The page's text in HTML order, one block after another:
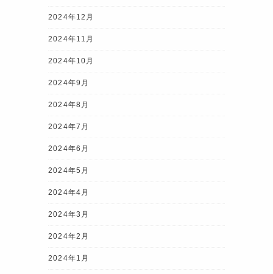
2024年12月
2024年11月
2024年10月
2024年9月
2024年8月
2024年7月
2024年6月
2024年5月
2024年4月
2024年3月
2024年2月
2024年1月